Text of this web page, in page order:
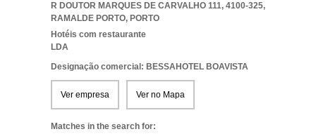
R DOUTOR MARQUES DE CARVALHO 111, 4100-325,
RAMALDE PORTO, PORTO
Hotéis com restaurante
LDA
Designação comercial: BESSAHOTEL BOAVISTA
Ver empresa Ver no Mapa
Matches in the search for: